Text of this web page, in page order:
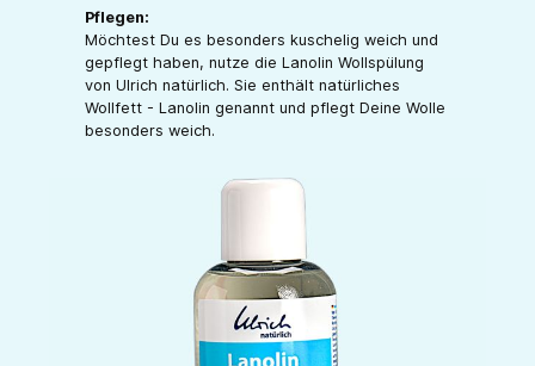
Pflegen:
Möchtest Du es besonders kuschelig weich und
gepflegt haben, nutze die Lanolin Wollspülung
von Ulrich natürlich. Sie enthält natürliches
Wollfett - Lanolin genannt und pflegt Deine Wolle
besonders weich.